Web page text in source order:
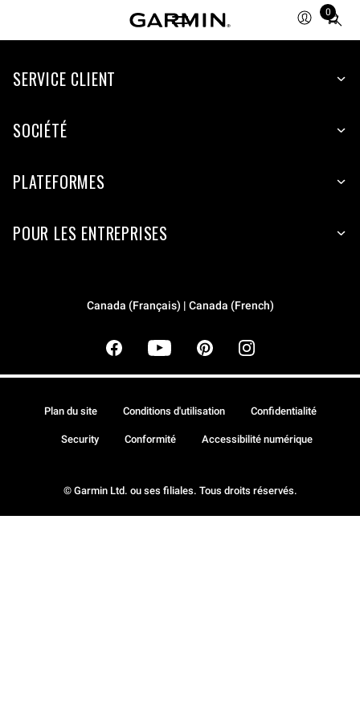
0
Total
SERVICE CLIENT
SOCIÉTÉ
PLATEFORMES
POUR LES ENTREPRISES
Canada (Français) | Canada (French)
© Garmin Ltd. ou ses filiales. Tous droits réservés.
Plan du site Conditions d'utilisation Confidentialité
Security Conformité Accessibilité numérique